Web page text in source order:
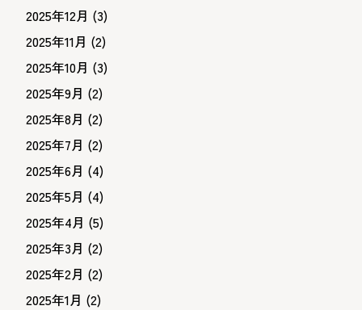
2025年12月 (3)
2025年11月 (2)
2025年10月 (3)
2025年9月 (2)
2025年8月 (2)
2025年7月 (2)
2025年6月 (4)
2025年5月 (4)
2025年4月 (5)
2025年3月 (2)
2025年2月 (2)
2025年1月 (2)